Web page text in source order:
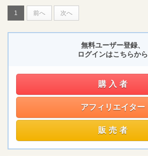
1 前へ 次へ
無料ユーザー登録、
ログインはこちらから
購入者
アフィリエイター
販売者